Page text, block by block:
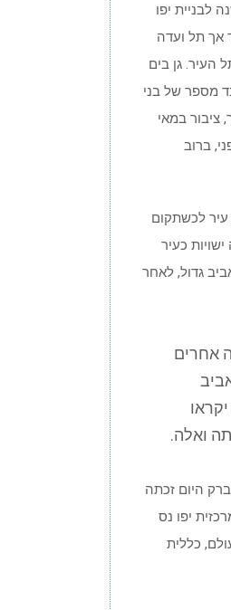
לבניית יפו
אך תל ועדה
העיר. גן בים
מספר של בני
ציבור במאי
ברוב
לכשתקום
כעיר
גדול, לאחר
אחרים
ואלה.
היום זכתה
יפו נס
כללית